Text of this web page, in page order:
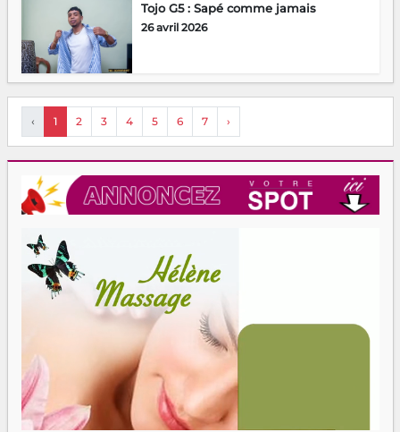
Tojo G5 : Sapé comme jamais
26 avril 2026
‹ 1 2 3 4 5 6 7 ›